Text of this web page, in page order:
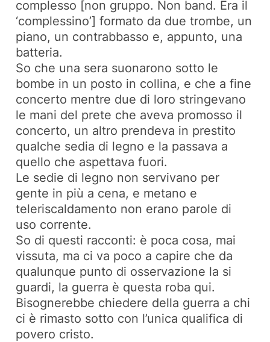
complesso [non gruppo. Non band. Era il
‘complessino’] formato da due trombe, un
piano, un contrabbasso e, appunto, una
batteria.
So che una sera suonarono sotto le
bombe in un posto in collina, e che a fine
concerto mentre due di loro stringevano
le mani del prete che aveva promosso il
concerto, un altro prendeva in prestito
qualche sedia di legno e la passava a
quello che aspettava fuori.
Le sedie di legno non servivano per
gente in più a cena, e metano e
teleriscaldamento non erano parole di
uso corrente.
So di questi racconti: è poca cosa, mai
vissuta, ma ci va poco a capire che da
qualunque punto di osservazione la si
guardi, la guerra è questa roba qui.
Bisognerebbe chiedere della guerra a chi
ci è rimasto sotto con l’unica qualifica di
povero cristo.